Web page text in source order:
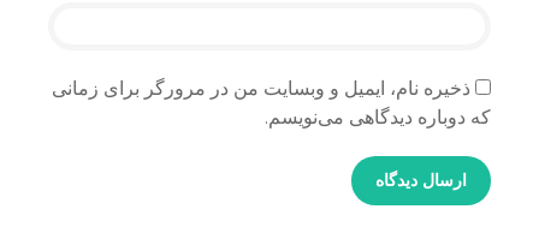
ذخیره نام، ایمیل و وبسایت من در مرورگر برای زمانی
که دوباره دیدگاهی می‌نویسم.